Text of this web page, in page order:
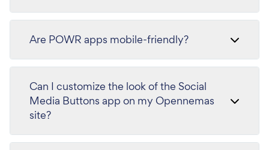
Are POWR apps mobile-friendly?
Can I customize the look of the Social
Media Buttons app on my Opennemas
site?